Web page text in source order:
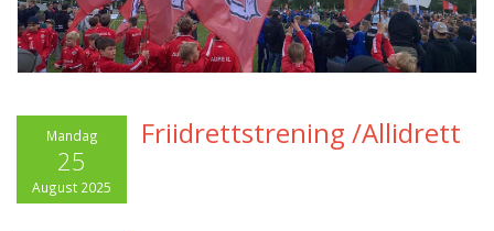
Mandag
25
August 2025
Friidrettstrening /Allidrett